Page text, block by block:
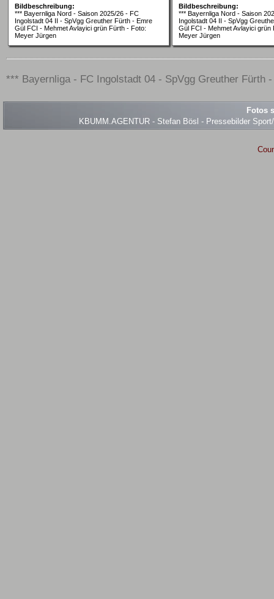
Bildbeschreibung:
*** Bayernliga Nord - Saison 2025/26 - FC
Ingolstadt 04 II - SpVgg Greuther Fürth - Emre
Gül FCI - Mehmet Avlayici grün Fürth - Foto:
Meyer Jürgen
Bildbeschreibung:
*** Bayernliga Nord - Saison
Ingolstadt 04 II - SpVgg
Gül FCI - Mehmet Avlayici grün
Meyer Jürgen
*** Bayernliga - FC Ingolstadt 04 - SpVgg Greuther Fürth
Fotos
KBUMM.AGENTUR - Stefan Bösl - Pressebilder